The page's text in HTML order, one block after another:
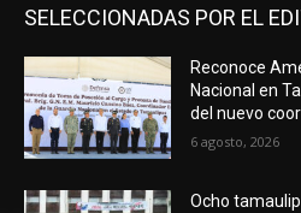
SELECCIONADAS POR EL
Reconoce
Nacional en
del nuevo
6 agosto, 2026
Ocho